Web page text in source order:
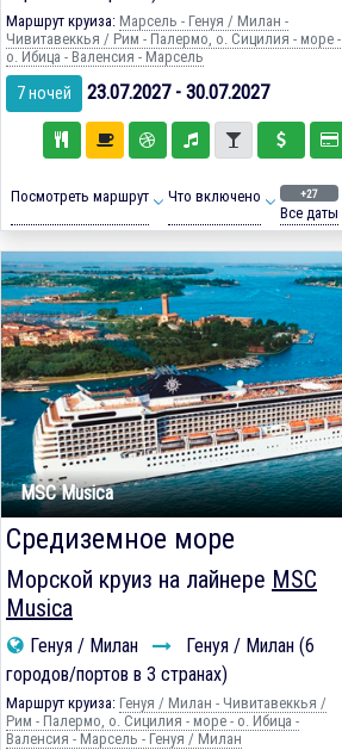
Маршрут круиза: Марсель - Генуя / Милан -
Чивитавеккья / Рим - Палермо, о. Сицилия - море -
о. Ибица - Валенсия - Марсель
7 ночей 23.07.2027 - 30.07.2027
Посмотреть маршрут Что включено +27
Все даты
MSC Musica
Средиземное море
Морской круиз на лайнере MSC
Musica
Генуя / Милан
Генуя / Милан (6
городов/портов в 3 странах)
Маршрут круиза: Генуя / Милан - Чивитавеккья /
Рим - Палермо, о. Сицилия - море - о. Ибица -
Валенсия - Марсель - Генуя / Милан